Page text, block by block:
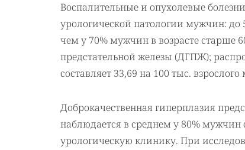
Воспалительные и опухолевые
урологической патологии мужчин: до
чем у 70% мужчин в возрасте старше
предстательной железы (ДГПЖ);
составляет 33,69 на 100 тыс.
Доброкачественная гиперплазия
наблюдается в среднем у 80% мужчин
урологическую клинику. При